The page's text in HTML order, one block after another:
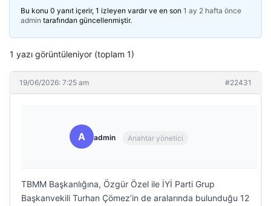
Bu konu 0 yanıt içerir, 1 izleyen vardır ve en son 1 ay 2 hafta önce
admin tarafından güncellenmiştir.
1 yazı görüntüleniyor (toplam 1)
19/06/2026: 7:25 am #22431
A admin Anahtar yönetici
TBMM Başkanlığına, Özgür Özel ile İYİ Parti Grup
Başkanvekili Turhan Çömez’in de aralarında bulunduğu 12